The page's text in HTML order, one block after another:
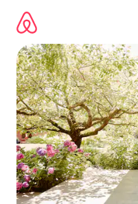
direct
naar
inhoud